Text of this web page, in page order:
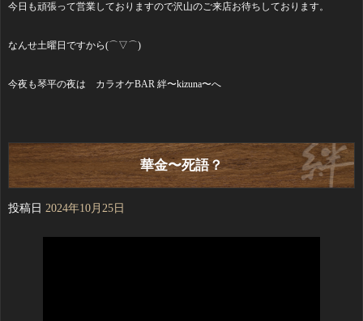
今日も頑張って営業しておりますので沢山のご来店お待ちしております。
なんせ土曜日ですから(⌒▽⌒)
今夜も琴平の夜は カラオケBAR 絆〜kizuna〜へ
華金〜死語？
投稿日 2024年10月25日